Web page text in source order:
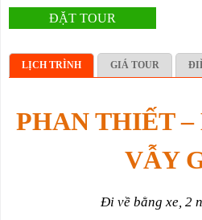
ĐẶT TOUR
LỊCH TRÌNH GIÁ TOUR
PHAN THIẾT
VẪY
Đi về bằng xe, 2